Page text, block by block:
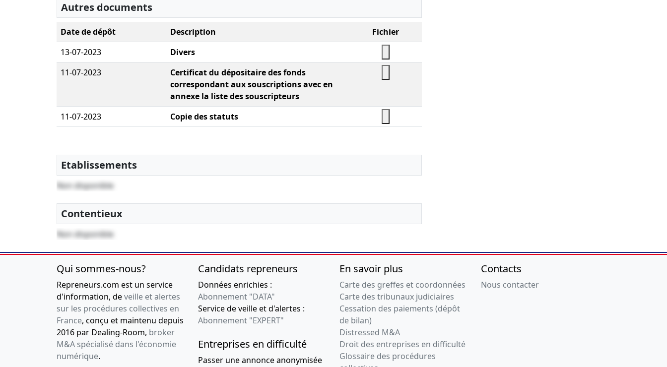
Autres documents
Date de dépôt Description
Fichier
13-07-2023
Divers
11-07-2023
Certificat du dépositaire des fonds
correspondant aux souscriptions avec en
annexe la liste des souscripteurs
11-07-2023
Copie des statuts
Etablissements
Non disponible
Contentieux
Non disponible
Qui sommes-nous?
Repreneurs.com est un service
d'information, deveille et alertes
sur les procédures collectives en
France, conçu et maintenu depuis
2016 par Dealing-Room, broker
M&A spécialisé dans l'économie
numérique.
Candidats repreneurs
Données enrichies :
Abonnement "DATA"
Service de veille et d'alertes :
Abonnement "EXPERT"
Entreprises en difficulté
Passer une annonce anonymisée
En savoir plus
Carte des greffes et coordonnées
Carte des tribunaux judiciaires
Cessation des paiements (dépôt
de bilan)
Distressed M&A
Droit des entreprises en difficulté
Glossaire des procédures
Contacts
Nous contacter